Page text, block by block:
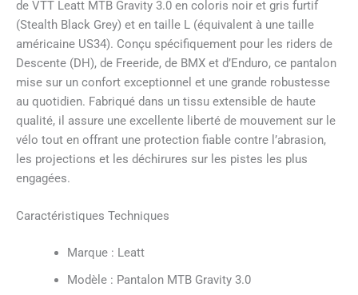
de VTT Leatt MTB Gravity 3.0 en coloris noir et gris furtif
(Stealth Black Grey) et en taille L (équivalent à une taille
américaine US34). Conçu spécifiquement pour les riders de
Descente (DH), de Freeride, de BMX et d’Enduro, ce pantalon
mise sur un confort exceptionnel et une grande robustesse
au quotidien. Fabriqué dans un tissu extensible de haute
qualité, il assure une excellente liberté de mouvement sur le
vélo tout en offrant une protection fiable contre l’abrasion,
les projections et les déchirures sur les pistes les plus
engagées.
Caractéristiques Techniques
Marque : Leatt
Modèle : Pantalon MTB Gravity 3.0